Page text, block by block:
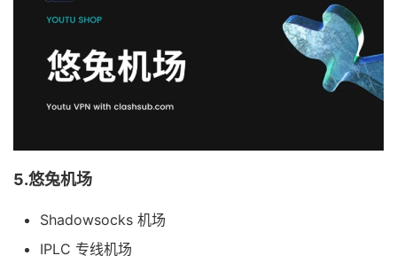
5.悠兔机场
Shadowsocks 机场
IPLC 专线机场